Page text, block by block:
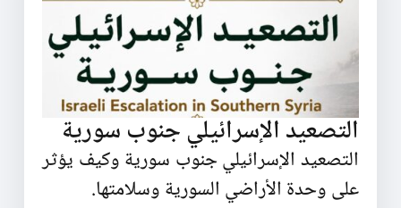
التصعيد الإسرائيلي جنوب سورية
التصعيد الإسرائيلي جنوب سورية وكيف يؤثر
على وحدة الأراضي السورية وسلامتها.